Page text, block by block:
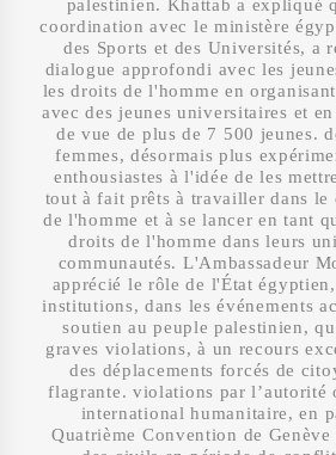
palestinien. Khattab a expliqué
coordination avec le ministère
des Sports et des Universités, a
dialogue approfondi avec les
les droits de l'homme en
avec des jeunes universitaires et
de vue de plus de 7 500 jeunes.
femmes, désormais plus
enthousiastes à l'idée de les
tout à fait prêts à travailler dans le
de l'homme et à se lancer en tant
droits de l'homme dans leurs
communautés. L'Ambassadeur
apprécié le rôle de l'État
institutions, dans les événements
soutien au peuple palestinien,
graves violations, à un recours
des déplacements forcés de
flagrante. violations par l’autorité
international humanitaire, en
Quatrième Convention de